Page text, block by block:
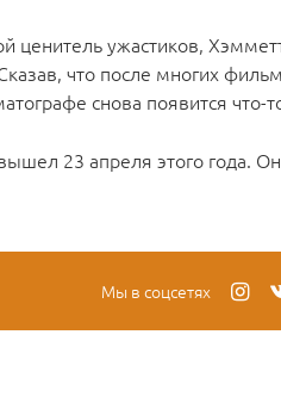
ценитель ужастиков,
что после многих
снова появится что-
23 апреля этого года.
Мы в соцсетях